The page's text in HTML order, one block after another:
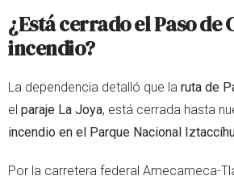
¿Está cerrado el Paso de
incendio?
La dependencia detalló que la ruta de
el paraje La Joya, está cerrada hasta
incendio en el Parque Nacional
Por la carretera federal Amecameca-